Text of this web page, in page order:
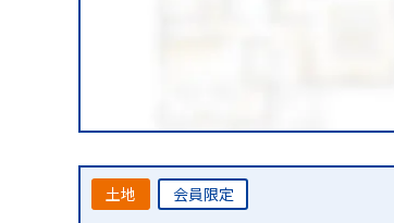
土地 会員限定